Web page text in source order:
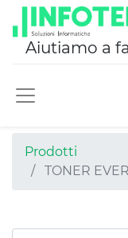
Aiutiamo a
Prodotti
TONER